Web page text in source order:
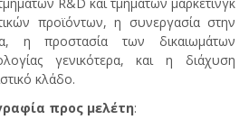
R&D και τμημάτων μάρκετινγκ
προϊόντων, η συνεργασία στην
η προστασία των δικαιωμάτων
γενικότερα, και η διάχυση
κλάδο.
προς μελέτη: